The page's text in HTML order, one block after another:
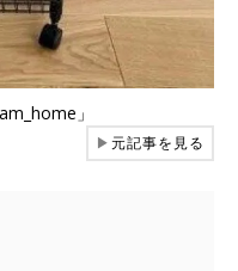
」
▶元記事を見る